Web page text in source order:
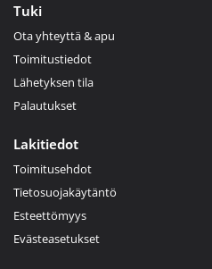
Tuki
Ota yhteyttä & apu
Toimitustiedot
Lähetyksen tila
Palautukset
Lakitiedot
Toimitusehdot
Tietosuojakäytäntö
Esteettömyys
Evästeasetukset